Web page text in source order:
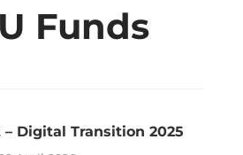
Funds
Digital Transition 2025